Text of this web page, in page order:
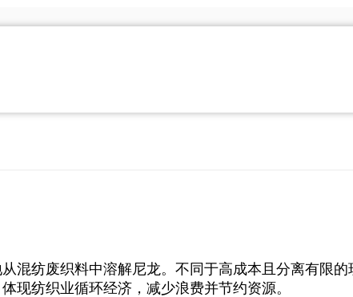
混纺废织料中溶解尼龙。不同于高成本且分离有限的
现纺织业循环经济，减少浪费并节约资源。